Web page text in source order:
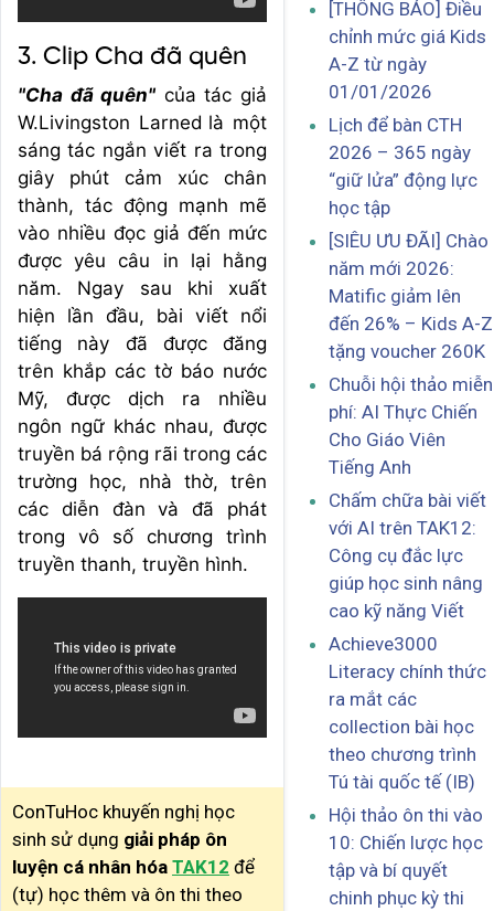
3. Clip Cha đã quên
"Cha đã quên" của tác giả
W.Livingston Larned là một
sáng tác ngắn viết ra trong
giây phút cảm xúc chân
thành, tác động mạnh mẽ
vào nhiều đọc giả đến mức
được yêu câu in lại hằng
năm. Ngay sau khi xuất
hiện lần đầu, bài viết nổi
tiếng này đã được đăng
trên khắp các tờ báo nước
Mỹ, được dịch ra nhiều
ngôn ngữ khác nhau, được
truyền bá rộng rãi trong các
trường học, nhà thờ, trên
các diễn đàn và đã phát
trong vô số chương trình
truyền thanh, truyền hình.
ConTuHoc khuyến nghị học
sinh sử dụng giải pháp ôn
luyện cá nhân hóa TAK12 để
(tự) học thêm và ôn thi theo
[THÔNG BÁO] Điều
chỉnh mức giá Kids
A-Z từ ngày
01/01/2026
Lịch để bàn CTH
2026 – 365 ngày
“giữ lửa” động lực
học tập
[SIÊU ƯU ĐÃI] Chào
năm mới 2026:
Matific giảm lên
đến 26% – Kids A-Z
tặng voucher 260K
Chuỗi hội thảo miễn
phí: AI Thực Chiến
Cho Giáo Viên
Tiếng Anh
Chấm chữa bài viết
với AI trên TAK12:
Công cụ đắc lực
giúp học sinh nâng
cao kỹ năng Viết
Achieve3000
Literacy chính thức
ra mắt các
collection bài học
theo chương trình
Tú tài quốc tế (IB)
Hội thảo ôn thi vào
10: Chiến lược học
tập và bí quyết
chinh phục kỳ thi